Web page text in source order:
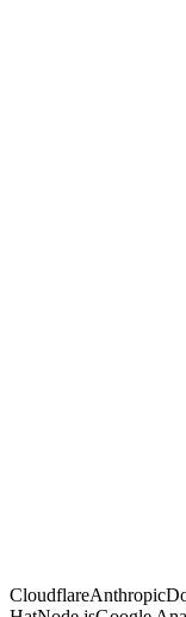
CloudflareAnthropic